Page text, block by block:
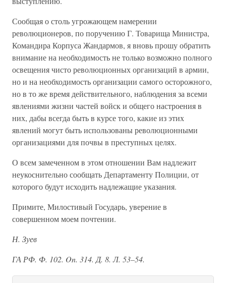
Сообщая о столь угрожающем намерении
революционеров, по поручению Г. Товарища Министра,
Командира Корпуса Жандармов, я вновь прошу обратить
внимание на необходимость не только возможно полного
освещения чисто революционных организаций в армии,
но и на необходимость организации самого осторожного,
но в то же время действительного, наблюдения за всеми
явлениями жизни частей войск и общего настроения в
них, дабы всегда быть в курсе того, какие из этих
явлений могут быть использованы революционными
организациями для почвы в преступных целях.
О всем замеченном в этом отношении Вам надлежит
неукоснительно сообщать Департаменту Полиции, от
которого будут исходить надлежащие указания.
Примите, Милостивый Государь, уверение в
совершенном моем почтении.
Н. Зуев
ГА РФ. Ф. 102. On. 314. Д. 8. Л. 53–54.